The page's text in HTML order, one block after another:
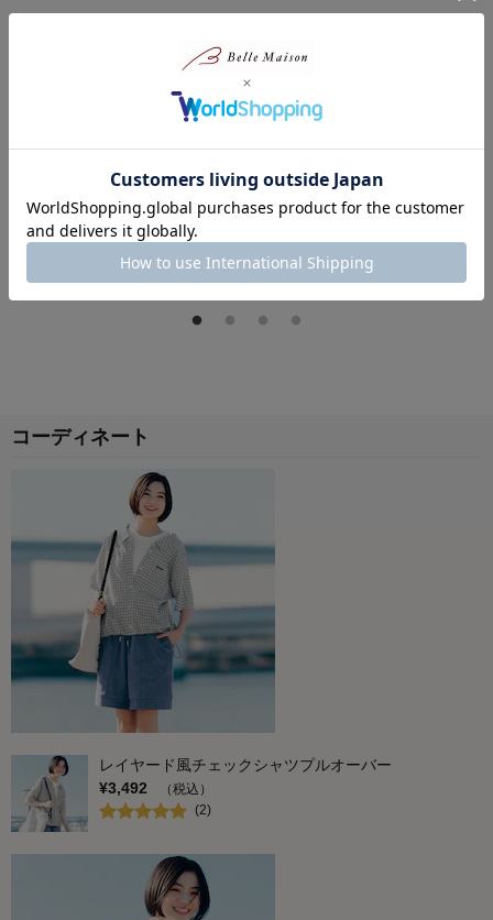
ベルト付きマニッシ
ュショートパンツ(ウ
エスト調節可)
(17)
ランタンパンツ(ウエ
スト調節可)
¥5,590
(税込)
(0)
ワイドベイカーパン
ツ(ウエスト調節可)
¥5,590
(税込)
コーディネート
レイヤード風チェックシャツプルオーバー
¥3,492
（税込）
(2)